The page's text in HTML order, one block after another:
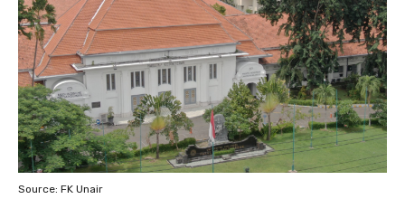
Source: FK Unair